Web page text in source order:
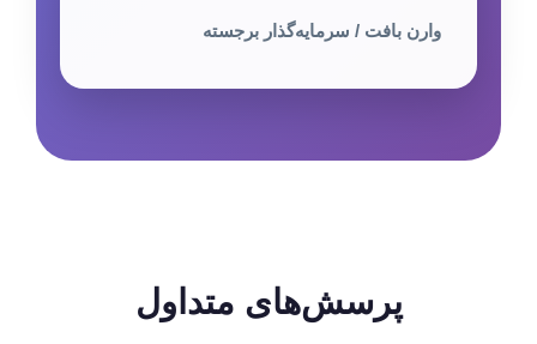
وارن بافت / سرمایه‌گذار برجسته
پرسش‌های متداول